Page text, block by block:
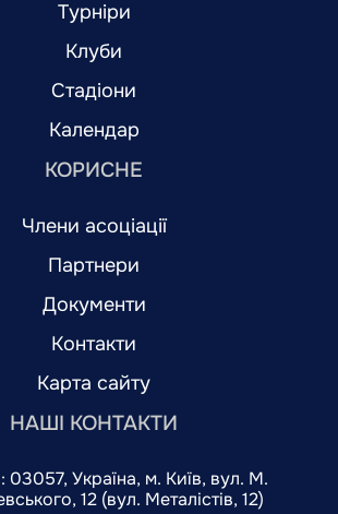
Турніри
Клуби
Стадіони
Календар
КОРИСНЕ
Члени асоціації
Партнери
Документи
Контакти
Карта сайту
НАШІ КОНТАКТИ
03057, Україна, м. Київ, вул. М.
12 (вул. Металістів, 12)